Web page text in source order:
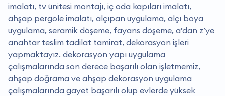
imalatı, tv ünitesi montajı, iç oda kapıları imalatı,
ahşap pergole imalatı, alçıpan uygulama, alçı boya
uygulama, seramik döşeme, fayans döşeme, a’dan z’ye
anahtar teslim tadilat tamirat, dekorasyon işleri
yapmaktayız. dekorasyon yapı uygulama
çalışmalarında son derece başarılı olan işletmemiz,
ahşap doğrama ve ahşap dekorasyon uygulama
çalışmalarında gayet başarılı olup evlerde yüksek